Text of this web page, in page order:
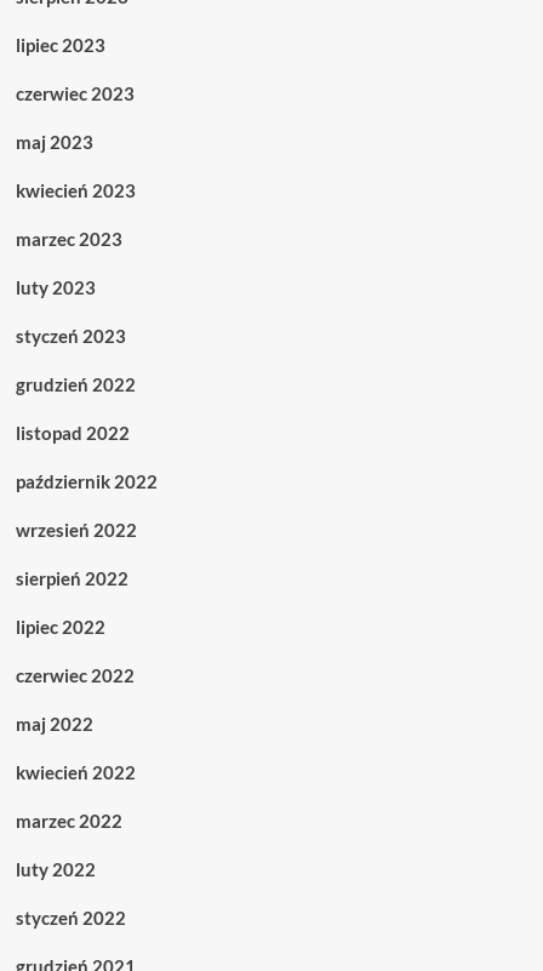
lipiec 2023
czerwiec 2023
maj 2023
kwiecień 2023
marzec 2023
luty 2023
styczeń 2023
grudzień 2022
listopad 2022
październik 2022
wrzesień 2022
sierpień 2022
lipiec 2022
czerwiec 2022
maj 2022
kwiecień 2022
marzec 2022
luty 2022
styczeń 2022
grudzień 2021